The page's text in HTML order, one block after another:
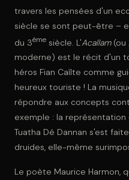
travers les pensées d'un
siècle se sont peut-être –
du 3ème siècle. L'Acallam(ou
moderne) est le récit d'un
héros Fian Caílte comme
heureux touriste ! La
répondre aux concepts
exemple : la
Tuatha Dé Dannan s'est
druides, elle-même
Le poète Maurice Harmon,